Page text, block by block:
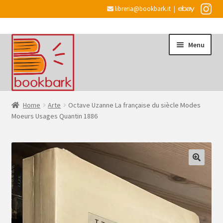
libreria@bookbark.it |
Vai
alla
navigazione
Vai
al
contenuto
Menu
Home
il
menu
child
Desiderata
Checkout
Account
Espandi
il
Home Arte
Octave Uzanne La française du siècle Modes
Moeurs Usages Quantin 1886